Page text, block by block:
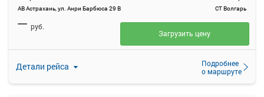
АВ Астрахань, ул. Анри Барбюса 29 В СТ Волгарь
Детали рейса
Подробнее
о маршруте
— руб.
Загрузить цену